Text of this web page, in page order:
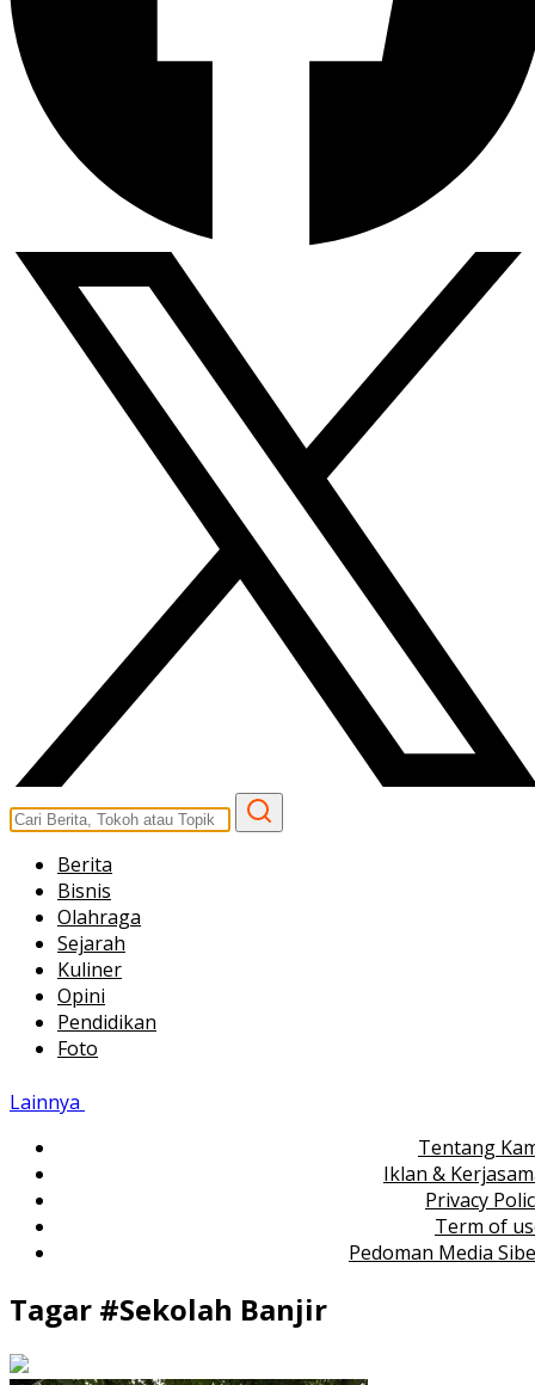
Berita
Bisnis
Olahraga
Sejarah
Kuliner
Opini
Pendidikan
Foto
Lainnya
Tentang
Iklan &
Privacy
Term of
Pedoman Media
Tagar #Sekolah Banjir